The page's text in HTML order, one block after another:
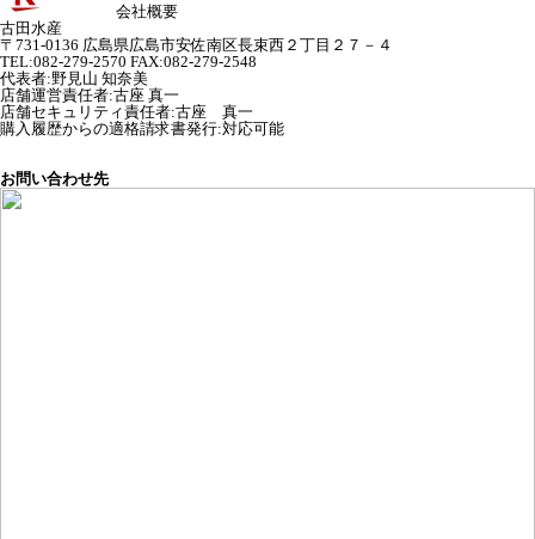
会社概要
古田水産
〒731-0136 広島県広島市安佐南区長束西２丁目２７－４
TEL:082-279-2570 FAX:082-279-2548
代表者:野見山 知奈美
店舗運営責任者:古座 真一
店舗セキュリティ責任者:古座 真一
購入履歴からの適格請求書発行:対応可能
お問い合わせ先